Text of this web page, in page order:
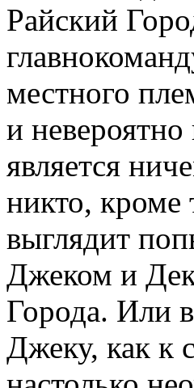
Райский
местного
и
является
никто, кроме
выглядит
Джеком и
Города. Или
Джеку, как к